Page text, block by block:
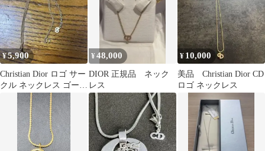
¥5,900
Christian Dior ロゴ サー
クル ネックレス ゴール
¥48,000
DIOR 正規品 ネック
レス
¥ 10,000
美品 Christian Dior CD
ロゴ ネックレス